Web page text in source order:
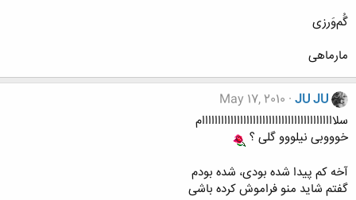
گُم‌وَرزی
مارماهی
JU JU
May 17, 2010
سلاااااااااااااااااااااااااااااااااااااااااام
خوووبی نیلووو گلی ؟
آخه کم پیدا شده بودی، شده بودم
گفتم شاید منو فراموش کرده باشی